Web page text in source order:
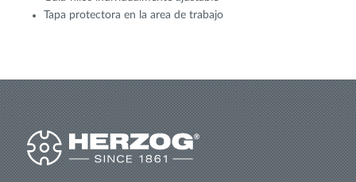
Tapa protectora en la area de trabajo